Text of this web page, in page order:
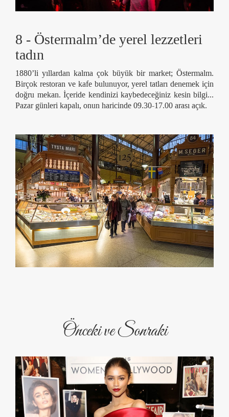
8 - Östermalm’de yerel lezzetleri
tadın
1880’li yıllardan kalma çok büyük bir market; Östermalm.
Birçok restoran ve kafe bulunuyor, yerel tatları denemek için
doğru mekan. İçeride kendinizi kaybedeceğiniz kesin bilgi...
Pazar günleri kapalı, onun haricinde 09.30-17.00 arası açık.
Önceki ve Sonraki